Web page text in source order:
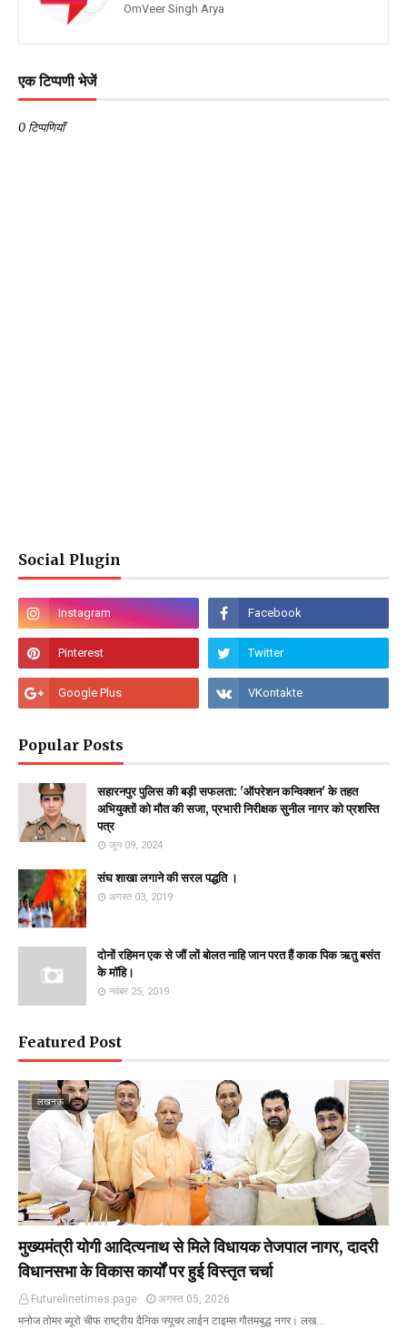
OmVeer Singh Arya
एक टिप्पणी भेजें
0 टिप्पणियाँ
Social Plugin
Popular Posts
सहारनपुर पुलिस की बड़ी सफलता: 'ऑपरेशन कन्विक्शन' के तहत
अभियुक्तों को मौत की सजा, प्रभारी निरीक्षक सुनील नागर को प्रशस्ति
पत्र
जून 09, 2024
संघ शाखा लगाने की सरल पद्धति ।
अगस्त 03, 2019
दोनों रहिमन एक से जौं लों बोलत नाहि जान परत हैं काक पिक ऋतु बसंत
के माॅहि।
नवंबर 25, 2019
Featured Post
लखनऊ
मुख्यमंत्री योगी आदित्यनाथ से मिले विधायक तेजपाल नागर, दादरी
विधानसभा के विकास कार्यों पर हुई विस्तृत चर्चा
Futurelinetimes.page
अगस्त 05, 2026
मनोज तोमर ब्यूरो चीफ राष्ट्रीय दैनिक फ्यूचर लाईन टाइम्स गौतमबुद्ध नगर। लख…